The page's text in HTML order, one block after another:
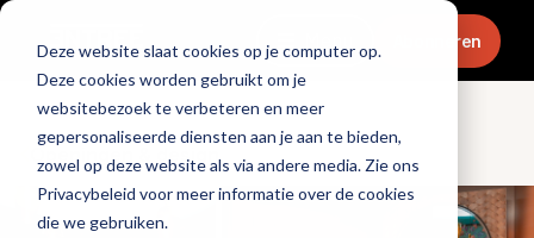
Deze website slaat cookies op je computer op.
Deze cookies worden gebruikt om je
websitebezoek te verbeteren en meer
gepersonaliseerde diensten aan je aan te bieden,
zowel op deze website als via andere media. Zie ons
Privacybeleid voor meer informatie over de cookies
die we gebruiken.
Menu Abonneren
Openingen & design